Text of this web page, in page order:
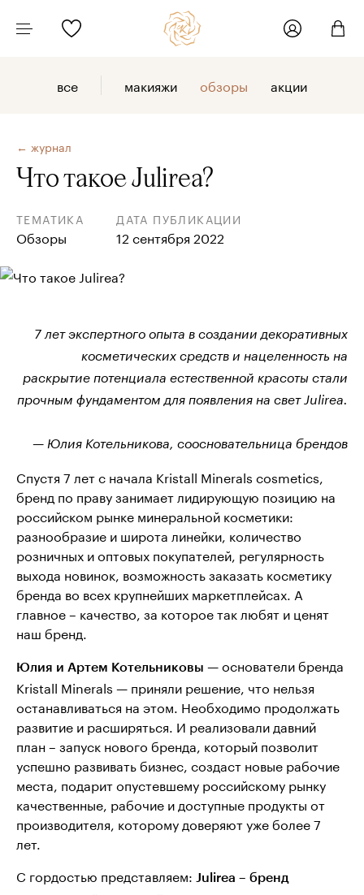
все макияжи обзоры акции
← журнал
Что такое Julirea?
ТЕМАТИКА
Обзоры
ДАТА ПУБЛИКАЦИИ
12 сентября 2022
7 лет экспертного опыта в создании декоративных
косметических средств и нацеленность на
раскрытие потенциала естественной красоты стали
прочным фундаментом для появления на свет Julirea.
— Юлия Котельникова, соосновательница брендов
Спустя 7 лет с начала Kristall Minerals cosmetics,
бренд по праву занимает лидирующую позицию на
российском рынке минеральной косметики:
разнообразие и широта линейки, количество
розничных и оптовых покупателей, регулярность
выхода новинок, возможность заказать косметику
бренда во всех крупнейших маркетплейсах. А
главное – качество, за которое так любят и ценят
наш бренд.
Юлия и Артем Котельниковы — основатели бренда
Kristall Minerals — приняли решение, что нельзя
останавливаться на этом. Необходимо продолжать
развитие и расширяться. И реализовали давний
план – запуск нового бренда, который позволит
успешно развивать бизнес, создаст новые рабочие
места, подарит опустевшему российскому рынку
качественные, рабочие и доступные продукты от
производителя, которому доверяют уже более 7
лет.
С гордостью представляем: Julirea – бренд